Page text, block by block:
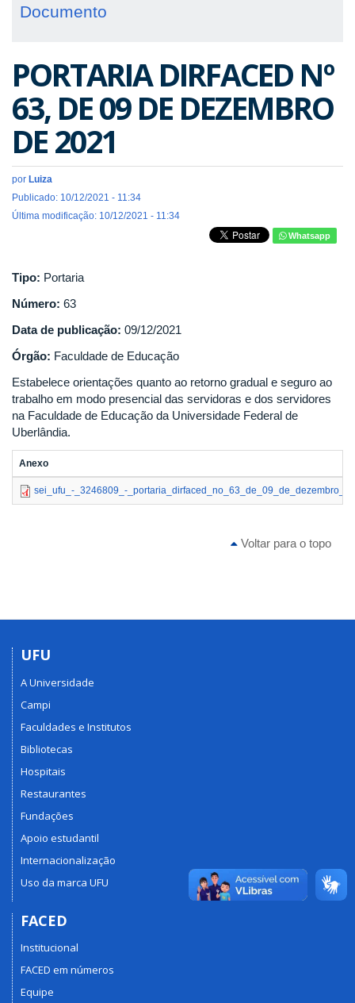
Documento
PORTARIA DIRFACED Nº
63, DE 09 DE DEZEMBRO
DE 2021
por Luiza
Publicado: 10/12/2021 - 11:34
Última modificação: 10/12/2021 - 11:34
Whatsapp
Tipo: Portaria
Número: 63
Data de publicação: 09/12/2021
Órgão: Faculdade de Educação
Estabelece orientações quanto ao retorno gradual e seguro ao
trabalho em modo presencial das servidoras e dos servidores
na Faculdade de Educação da Universidade Federal de
Uberlândia.
Anexo
sei_ufu_-_3246809_-
Voltar para o topo
UFU
A Universidade
Campi
Faculdades e Institutos
Bibliotecas
Hospitais
Restaurantes
Fundações
Apoio estudantil
Internacionalização
Uso da marca UFU
FACED
Institucional
FACED em números
Equipe